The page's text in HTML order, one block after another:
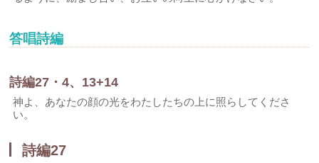
答唱詩編
詩編27・4、13+14
神よ、あなたの顔の光をわたしたちの上に照らしてくださ
い。
詩編27